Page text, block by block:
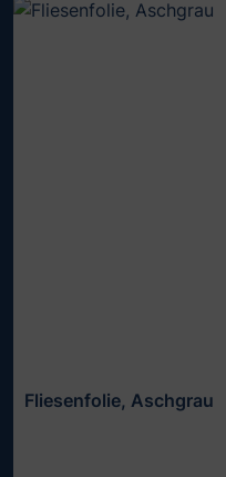
Fliesenfolie, Aschgrau